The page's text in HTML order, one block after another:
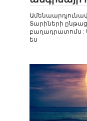
Տարիների
բաղադրատոմս :
ես